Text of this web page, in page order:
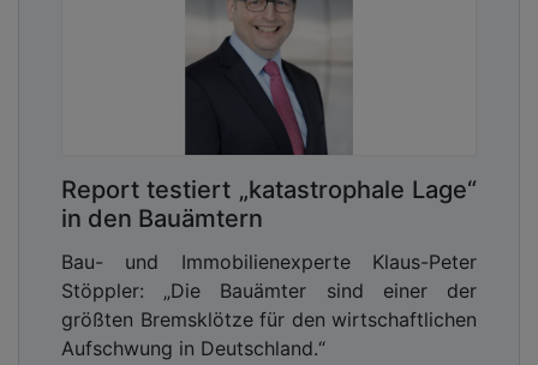
Report testiert „katastrophale Lage“
in den Bauämtern
Bau- und Immobilienexperte Klaus-Peter
Stöppler: „Die Bauämter sind einer der
größten Bremsklötze für den wirtschaftlichen
Aufschwung in Deutschland.“